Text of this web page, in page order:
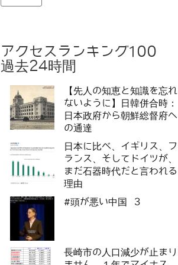
アクセスランキング100
過去24時間
【先人の知恵と知識を忘れ
ないように】日韓併合時：
日本政府から朝鮮総督府へ
の通達
日本に比べ、イギリス、フ
ランス、そしてドイツが、
まだ石器時代だと言われる
理由
#頭が悪い中国 3
長崎市の人口減少が止まり